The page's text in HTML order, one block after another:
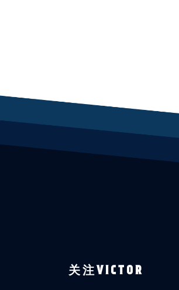
关注VICTOR